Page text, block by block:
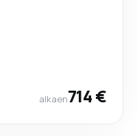
alkaen714 €